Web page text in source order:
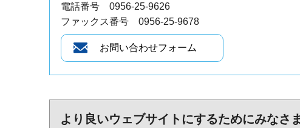
電話番号 0956-25-9626
ファックス番号 0956-25-9678
より良いウェブサイトにするためにみなさ